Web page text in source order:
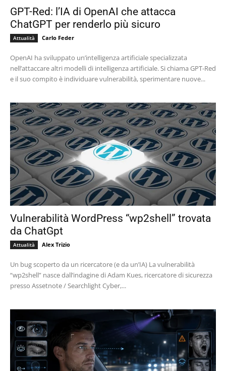
GPT-Red: l’IA di OpenAI che attacca
ChatGPT per renderlo più sicuro
Attualità Carlo Feder
OpenAI ha sviluppato un’intelligenza artificiale specializzata
nell’attaccare altri modelli di intelligenza artificiale. Si chiama GPT-Red
e il suo compito è individuare vulnerabilità, sperimentare nuove...
Vulnerabilità WordPress “wp2shell” trovata
da ChatGpt
Attualità Alex Trizio
Un bug scoperto da un ricercatore (e da un’IA) La vulnerabilità
“wp2shell” nasce dall’indagine di Adam Kues, ricercatore di sicurezza
presso Assetnote / Searchlight Cyber,...